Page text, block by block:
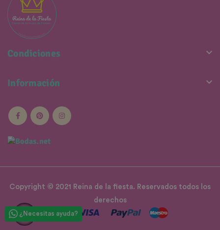
¿Necesitas ayuda?
Condiciones 
Información 
Copyright © 2021 Reina de la fiesta. Reservados todos los
derechos